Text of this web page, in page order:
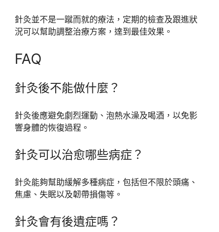
針灸並不是一蹴而就的療法，定期的檢查及跟進狀
況可以幫助調整治療方案，達到最佳效果。
FAQ
針灸後不能做什麼？
針灸後應避免劇烈運動、泡熱水澡及喝酒，以免影
響身體的恢復過程。
針灸可以治愈哪些病症？
針灸能夠幫助緩解多種病症，包括但不限於頭痛、
焦慮、失眠以及韌帶損傷等。
針灸會有後遺症嗎？